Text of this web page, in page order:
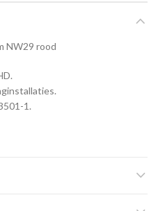
NW29 rood
1.